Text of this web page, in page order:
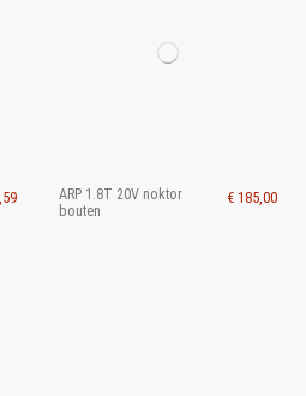
ARP 1.8T 20V noktor
bouten
€ 185,00